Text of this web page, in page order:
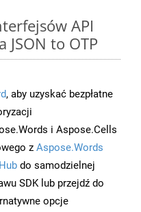
API
JSON to OTP
, aby uzyskać bezpłatne
i Aspose.Cells
z Aspose.Words
do samodzielnej
SDK lub przejdź do
opcje